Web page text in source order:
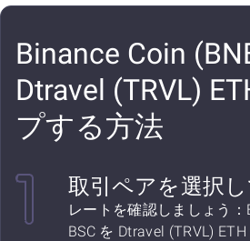
Binance Coin
Dtravel (TRVL)
プする方法
取引ペアを選択
レートを確認しましょう
BSC を Dtravel (TRVL)